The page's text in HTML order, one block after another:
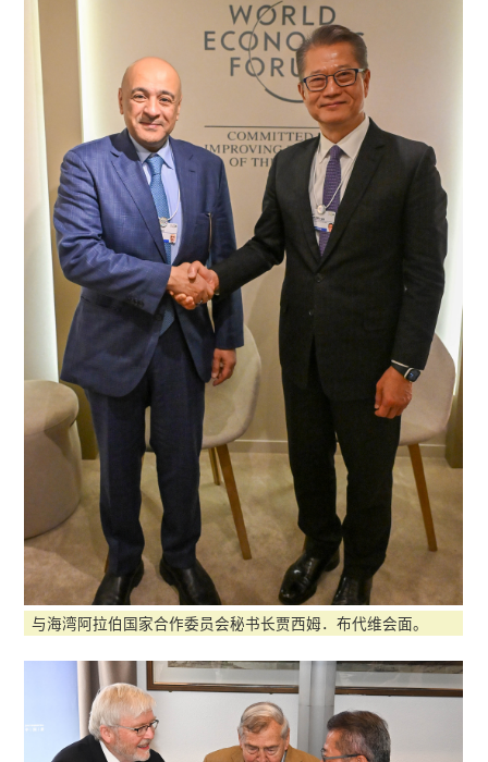
与海湾阿拉伯国家合作委员会秘书长贾西姆．布代维会面。